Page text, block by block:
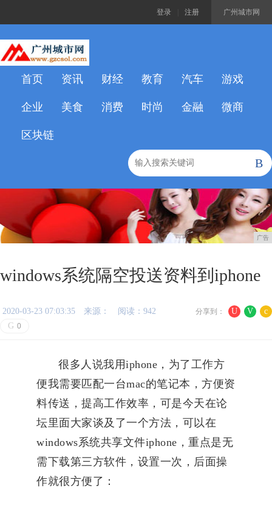
广州城市网
登录 注册
首页 资讯 财经 教育 汽车 游戏
企业 美食 消费 时尚 金融 微商
区块链
B
广告
windows系统隔空投送资料到iphone
U V c
分享到：
2020-03-23 07:03:35 来源：
阅读：942
G 0
很多人说我用iphone，为了工作方
便我需要匹配一台mac的笔记本，方便资
料传送，提高工作效率，可是今天在论
坛里面大家谈及了一个方法，可以在
windows系统共享文件iphone，重点是无
需下载第三方软件，设置一次，后面操
作就很方便了：